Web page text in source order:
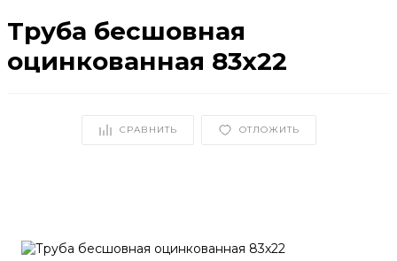
Труба бесшовная
оцинкованная 83х22
СРАВНИТЬ ОТЛОЖИТЬ